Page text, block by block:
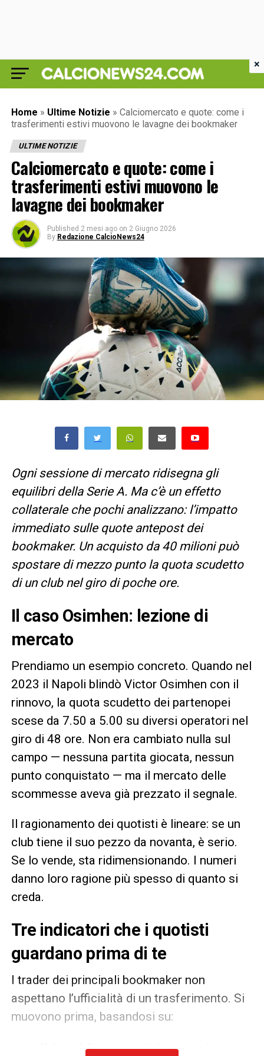
Home » Ultime Notizie » Calciomercato e quote: come i
trasferimenti estivi muovono le lavagne dei bookmaker
ULTIME NOTIZIE
Calciomercato e quote: come i
trasferimenti estivi muovono le
lavagne dei bookmaker
Published 2 mesi ago on 2 Giugno 2026
By Redazione CalcioNews24
Ogni sessione di mercato ridisegna gli
equilibri della Serie A. Ma c’è un effetto
collaterale che pochi analizzano: l’impatto
immediato sulle quote antepost dei
bookmaker. Un acquisto da 40 milioni può
spostare di mezzo punto la quota scudetto
di un club nel giro di poche ore.
Il caso Osimhen: lezione di
mercato
Prendiamo un esempio concreto. Quando nel
2023 il Napoli blindò Victor Osimhen con il
rinnovo, la quota scudetto dei partenopei
scese da 7.50 a 5.00 su diversi operatori nel
giro di 48 ore. Non era cambiato nulla sul
campo — nessuna partita giocata, nessun
punto conquistato — ma il mercato delle
scommesse aveva già prezzato il segnale.
Il ragionamento dei quotisti è lineare: se un
club tiene il suo pezzo da novanta, è serio.
Se lo vende, sta ridimensionando. I numeri
danno loro ragione più spesso di quanto si
creda.
Tre indicatori che i quotisti
guardano prima di te
I trader dei principali bookmaker non
aspettano l’ufficialità di un trasferimento. Si
muovono prima, basandosi su:
Volume delle puntate— Un’impennata di
×